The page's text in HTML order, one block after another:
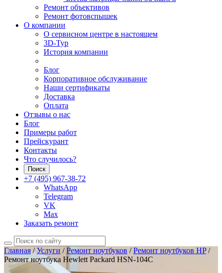
Ремонт объективов
Ремонт фотовспышек
О компании
О сервисном центре в настоящем
3D-Тур
История компании
Блог
Корпоративное обслуживание
Наши сертификаты
Доставка
Оплата
Отзывы о нас
Блог
Примеры работ
Прейскурант
Контакты
Что случилось?
Поиск
+7 (495) 967-38-72
WhatsApp
Telegram
VK
Max
Заказать ремонт
Главная/Услуги /Ремонт ноутбуков /Ремонт ноутбуков HP/
Ремонт ноутбука Hewlett Packard HSN-104C